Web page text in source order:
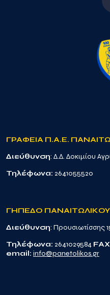
ΓΡΑΦΕΙΑ Π.Α.Ε.
Διεύθυνση: Δ.Δ. Δοκιμίου
Τηλέφωνα: 2641055520
ΓΗΠΕΔΟ ΠΑΝΑΙΤΩΛΙΚΟΥ
Διεύθυνση: Προυσιωτίσσης
Τηλέφωνα: 2641029584
email: info@panetolikos.gr